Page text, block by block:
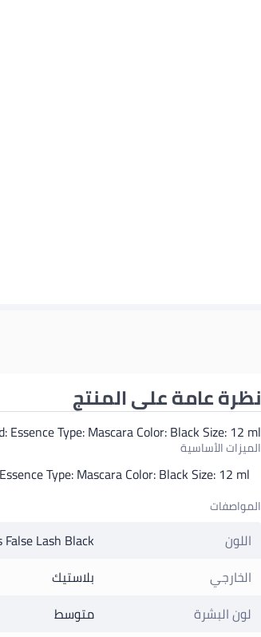
نظرة عامة على المنتج
Essence Type: Mascara Color: Black Size: 12 ml
الميزات الأساسية
Type: Mascara Color: Black Size: 12 ml
المواصفات
اللون
False Lash Black
الخارجي
بلاستيك
لون البشرة
متوسط